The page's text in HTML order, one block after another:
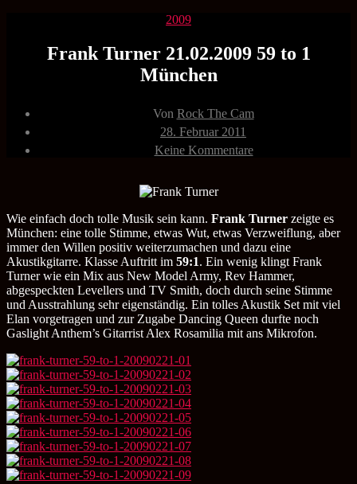
Kategorien
2009
Frank Turner 21.02.2009 59 to 1
München
Beitragsautor
Von Rock The Cam
Veröffentlichungsdatum
28. Februar 2011
Keine Kommentarezu
Frank
to
1
München
Wie einfach doch tolle Musik sein kann. Frank Turner zeigte es
München: eine tolle Stimme, etwas Wut, etwas Verzweiflung, aber
immer den Willen positiv weiterzumachen und dazu eine
Akustikgitarre. Klasse Auftritt im 59:1. Ein wenig klingt Frank
Turner wie ein Mix aus New Model Army, Rev Hammer,
abgespeckten Levellers und TV Smith, doch durch seine Stimme
und Ausstrahlung sehr eigenständig. Ein tolles Akustik Set mit viel
Elan vorgetragen und zur Zugabe Dancing Queen durfte noch
Gaslight Anthem’s Gitarrist Alex Rosamilia mit ans Mikrofon.